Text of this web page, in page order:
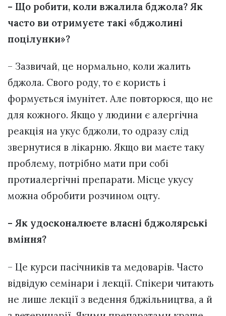
– Що робити, коли вжалила бджола? Як
часто ви отримуєте такі «бджолині
поцілунки»?
– Зазвичай, це нормально, коли жалить
бджола. Свого роду, то є користь і
формується імунітет. Але повторюся, що не
для кожного. Якщо у людини є алергічна
реакція на укус бджоли, то одразу слід
звернутися в лікарню. Якщо ви маєте таку
проблему, потрібно мати при собі
протиалергічні препарати. Місце укусу
можна обробити розчином оцту.
– Як удосконалюєте власні бджолярські
вміння?
– Це курси пасічників та медоварів. Часто
відвідую семінари і лекції. Спікери читають
не лише лекції з ведення бджільництва, а й